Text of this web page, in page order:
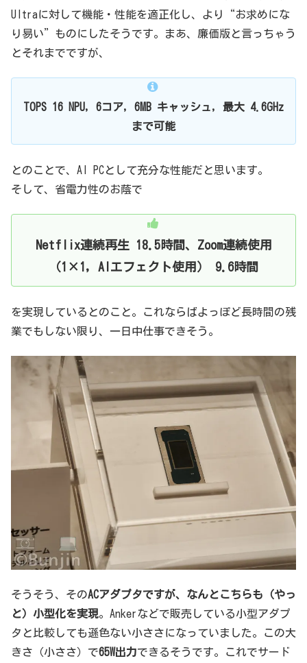
Ultraに対して機能・性能を適正化し、より“お求めにな
り易い”ものにしたそうです。まあ、廉価版と言っちゃう
とそれまでですが、
TOPS 16 NPU, 6コア, 6MB キャッシュ, 最大 4.6GHz
まで可能
とのことで、AI PCとして充分な性能だと思います。
そして、省電力性のお蔭で
Netflix連続再生 18.5時間、Zoom連続使用
（1×1, AIエフェクト使用） 9.6時間
を実現しているとのこと。これならばよっぽど長時間の残
業でもしない限り、一日中仕事できそう。
そうそう、そのACアダプタですが、なんとこちらも（やっ
と）小型化を実現。Ankerなどで販売している小型アダプ
タと比較しても遜色ない小ささになっていました。この大
きさ（小ささ）で65W出力できるそうです。これでサード